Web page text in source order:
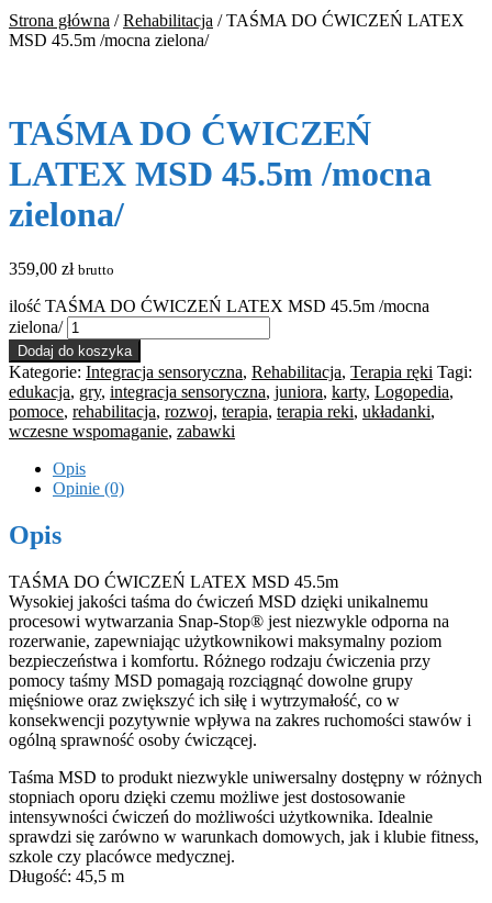
Strona główna /Rehabilitacja /TAŚMA DO ĆWICZEŃ LATEX
MSD 45.5m /mocna zielona/
TAŚMA DO ĆWICZEŃ
LATEX MSD 45.5m /mocna
zielona/
359,00 zł brutto
ilość TAŚMA DO ĆWICZEŃ LATEX MSD 45.5m /mocna
zielona/
Dodaj do koszyka
Kategorie: Integracja sensoryczna, Rehabilitacja, Terapia ręki Tagi:
edukacja, gry, integracja sensoryczna, juniora, karty, Logopedia,
pomoce, rehabilitacja, rozwoj, terapia, terapia reki, układanki,
wczesne wspomaganie, zabawki
Opis
Opinie (0)
Opis
TAŚMA DO ĆWICZEŃ LATEX MSD 45.5m
Wysokiej jakości taśma do ćwiczeń MSD dzięki unikalnemu
procesowi wytwarzania Snap-Stop® jest niezwykle odporna na
rozerwanie, zapewniając użytkownikowi maksymalny poziom
bezpieczeństwa i komfortu. Różnego rodzaju ćwiczenia przy
pomocy taśmy MSD pomagają rozciągnąć dowolne grupy
mięśniowe oraz zwiększyć ich siłę i wytrzymałość, co w
konsekwencji pozytywnie wpływa na zakres ruchomości stawów i
ogólną sprawność osoby ćwiczącej.
Taśma MSD to produkt niezwykle uniwersalny dostępny w różnych
stopniach oporu dzięki czemu możliwe jest dostosowanie
intensywności ćwiczeń do możliwości użytkownika. Idealnie
sprawdzi się zarówno w warunkach domowych, jak i klubie fitness,
szkole czy placówce medycznej.
Długość: 45,5 m